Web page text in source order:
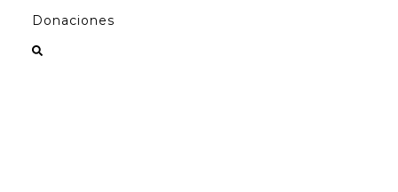
Donaciones